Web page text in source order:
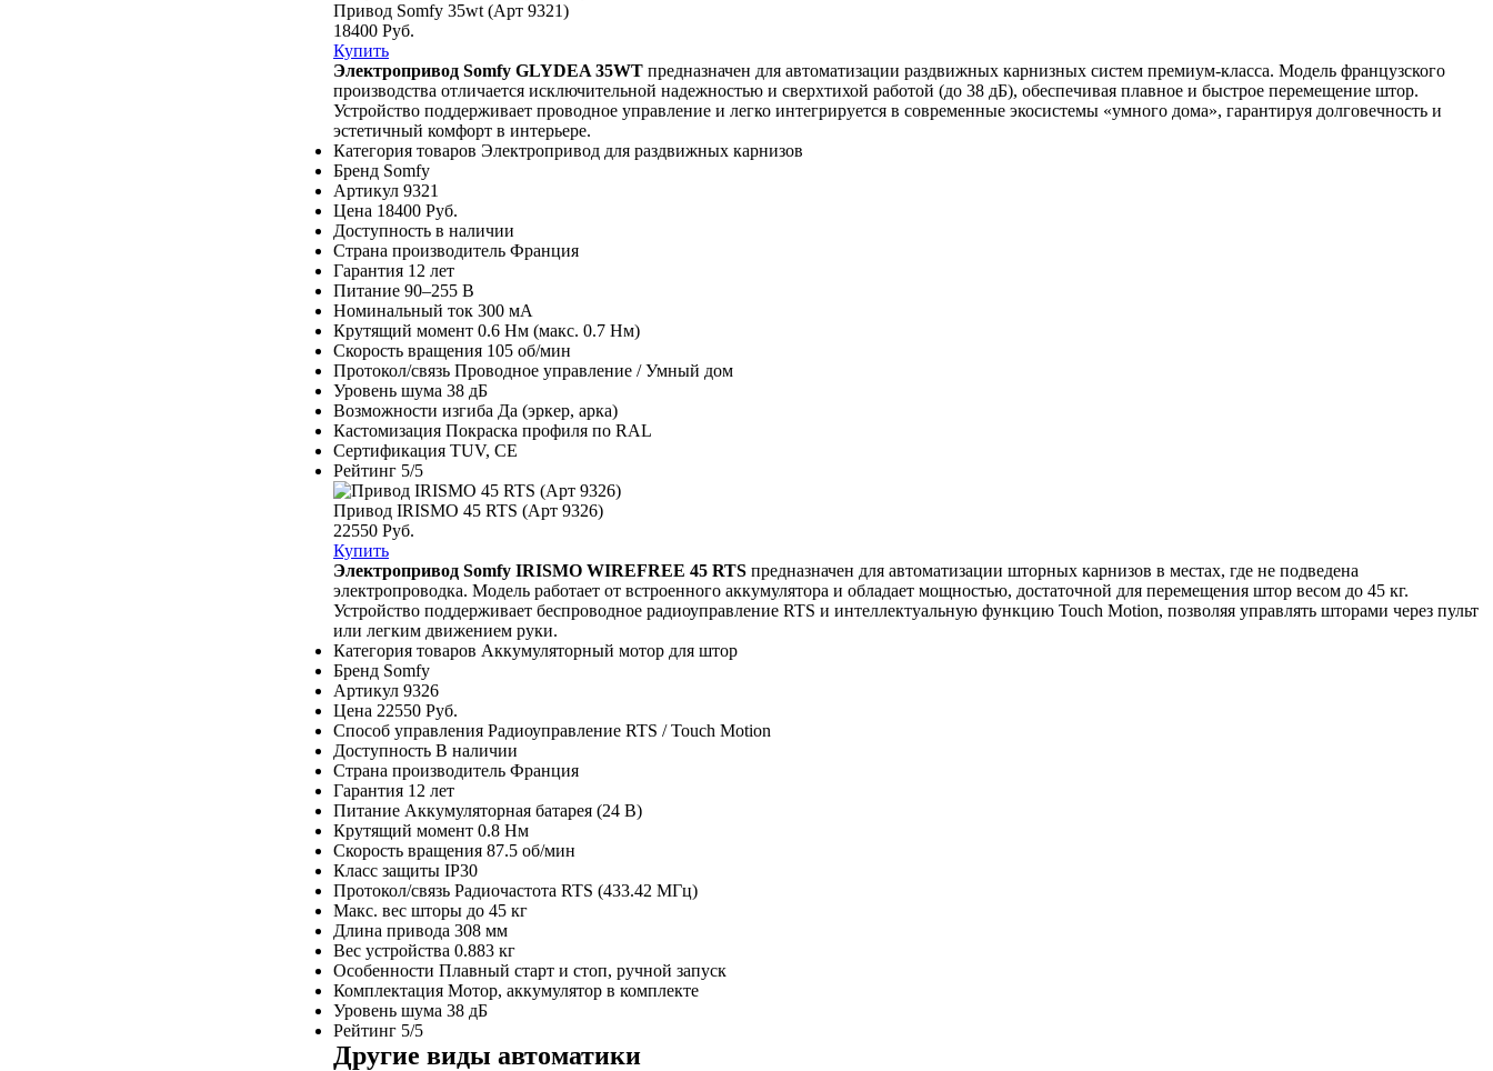
Привод Somfy 35wt (Арт 9321)
18400 Руб.
Купить
Электропривод Somfy GLYDEA 35WT предназначен для автоматизации раздвижных карнизных систем премиум-класса. Модель французского
производства отличается исключительной надежностью и сверхтихой работой (до 38 дБ), обеспечивая плавное и быстрое перемещение штор.
Устройство поддерживает проводное управление и легко интегрируется в современные экосистемы «умного дома», гарантируя долговечность и
эстетичный комфорт в интерьере.
Категория товаров Электропривод для раздвижных карнизов
Бренд Somfy
Артикул 9321
Цена 18400 Руб.
Доступность в наличии
Страна производитель Франция
Гарантия 12 лет
Питание 90–255 В
Номинальный ток 300 мА
Крутящий момент 0.6 Нм (макс. 0.7 Нм)
Скорость вращения 105 об/мин
Протокол/связь Проводное управление / Умный дом
Уровень шума 38 дБ
Возможности изгиба Да (эркер, арка)
Кастомизация Покраска профиля по RAL
Сертификация TUV, CE
Рейтинг 5/5
Привод IRISMO 45 RTS (Арт 9326)
22550 Руб.
Купить
Электропривод Somfy IRISMO WIREFREE 45 RTS предназначен для автоматизации шторных карнизов в местах, где не подведена
электропроводка. Модель работает от встроенного аккумулятора и обладает мощностью, достаточной для перемещения штор весом до 45 кг.
Устройство поддерживает беспроводное радиоуправление RTS и интеллектуальную функцию Touch Motion, позволяя управлять шторами через пульт
или легким движением руки.
Категория товаров Аккумуляторный мотор для штор
Бренд Somfy
Артикул 9326
Цена 22550 Руб.
Способ управления Радиоуправление RTS / Touch Motion
Доступность В наличии
Страна производитель Франция
Гарантия 12 лет
Питание Аккумуляторная батарея (24 В)
Крутящий момент 0.8 Нм
Скорость вращения 87.5 об/мин
Класс защиты IP30
Протокол/связь Радиочастота RTS (433.42 МГц)
Макс. вес шторы до 45 кг
Длина привода 308 мм
Вес устройства 0.883 кг
Особенности Плавный старт и стоп, ручной запуск
Комплектация Мотор, аккумулятор в комплекте
Уровень шума 38 дБ
Рейтинг 5/5
Другие виды автоматики